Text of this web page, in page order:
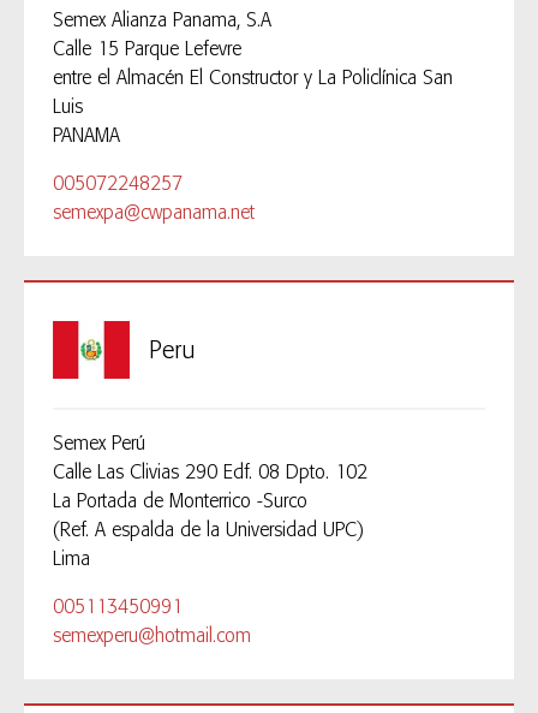
Semex Alianza Panama, S.A
Calle 15 Parque Lefevre
entre el Almacén El Constructor y La Policlínica San
Luis
PANAMA
005072248257
semexpa@cwpanama.net
Peru
Semex Perú
Calle Las Clivias 290 Edf. 08 Dpto. 102
La Portada de Monterrico -Surco
(Ref. A espalda de la Universidad UPC)
Lima
005113450991
semexperu@hotmail.com